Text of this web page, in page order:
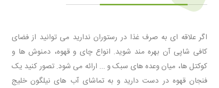
اگر علاقه ای به صرف غذا در رستوران ندارید می توانید از فضای
کافی شاپی آن بهره مند شوید. انواع چای و قهوه، دمنوش ها و
کوکتل ها، میان وعده های سبک و ... ارائه می شود. تصور کنید یک
فنجان قهوه در دست دارید و به تماشای آب های نیلگون خلیج